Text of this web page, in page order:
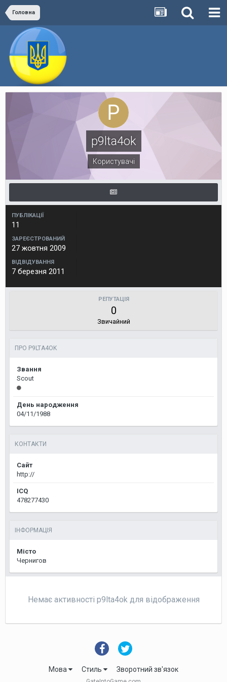
Головна
p9lta4ok
Користувачі
ПУБЛІКАЦІЇ
11
ЗАРЕЄСТРОВАНИЙ
27 жовтня 2009
ВІДВІДУВАННЯ
7 березня 2011
РЕПУТАЦІЯ
0
Звичайний
ПРО P9LTA4OK
Звання
Scout
День народження
04/11/1988
КОНТАКТИ
Сайт
http://
ICQ
478277430
ІНФОРМАЦІЯ
Місто
Чернигов
Немає активності p9lta4ok для відображення
Мова Стиль Зворотний зв'язок